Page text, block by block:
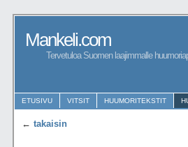
Mankeli.com
Tervetuloa Suomen laajimmalle
ETUSIVU VITSIT HUUMORITEKSTIT
← takaisin